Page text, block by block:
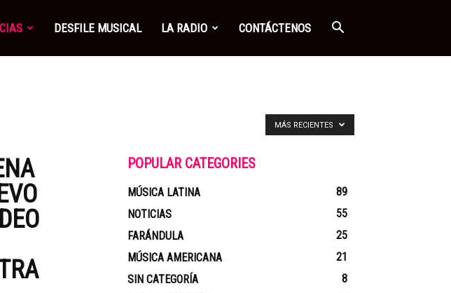
DESFILE MUSICAL LA RADIO CONTÁCTENOS
MÁS RECIENTES
POPULAR CATEGORIES
MÚSICA LATINA
89
NOTICIAS
55
FARÁNDULA
25
MÚSICA AMERICANA
21
SIN CATEGORÍA
8